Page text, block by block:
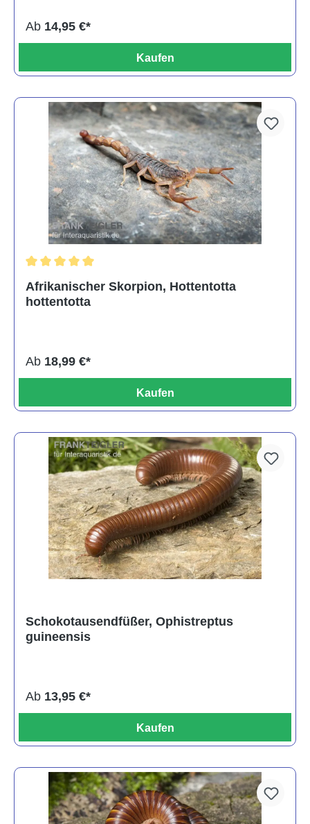
Ab 14,95 €*
Kaufen
Afrikanischer Skorpion, Hottentotta
hottentotta
Ab 18,99 €*
Kaufen
Schokotausendfüßer, Ophistreptus
guineensis
Ab 13,95 €*
Kaufen